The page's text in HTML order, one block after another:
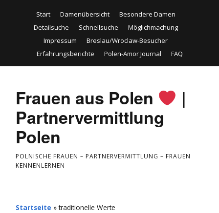
Start Damenübersicht
Besondere Damen
Detailsuche
Schnellsuche
Möglichmachung
Impressum
Breslau/Wroclaw-Besucher
Erfahrungsberichte
Polen-Amor Journal FAQ
Frauen aus Polen
|
Partnervermittlung
Polen
POLNISCHE FRAUEN – PARTNERVERMITTLUNG – FRAUEN
KENNENLERNEN
Startseite »traditionelle Werte